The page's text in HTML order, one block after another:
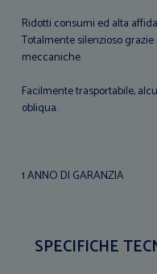
Ridotti consumi ed alta
Totalmente silenzioso
meccaniche.
Facilmente trasportabile,
obliqua.
1 ANNO DI GARANZIA
SPECIFICHE